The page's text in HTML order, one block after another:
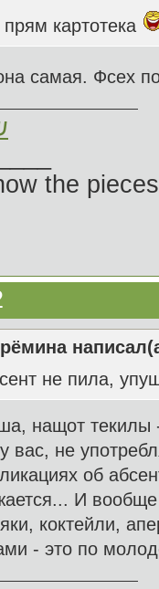
картотека
самая. Фсех
the
не пила,
нащот текилы
вас, не
об
И
коктейли,
- это по